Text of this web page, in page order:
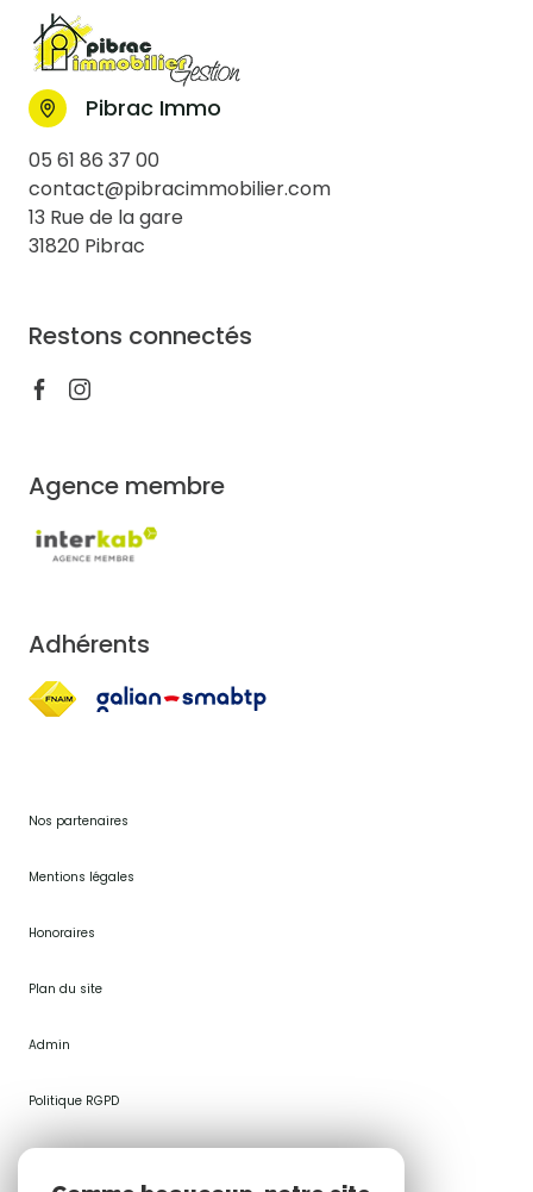
Pibrac Immo
05 61 86 37 00
contact@pibracimmobilier.com
13 Rue de la gare
31820 Pibrac
Restons connectés
Agence membre
Adhérents
Nos partenaires
Mentions légales
Honoraires
Plan du site
Admin
Politique RGPD